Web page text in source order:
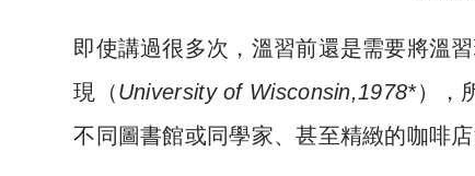
即使講過很多次，溫習前還是需要將溫
現（University of Wisconsin,1978*），
不同圖書館或同學家、甚至精緻的咖啡